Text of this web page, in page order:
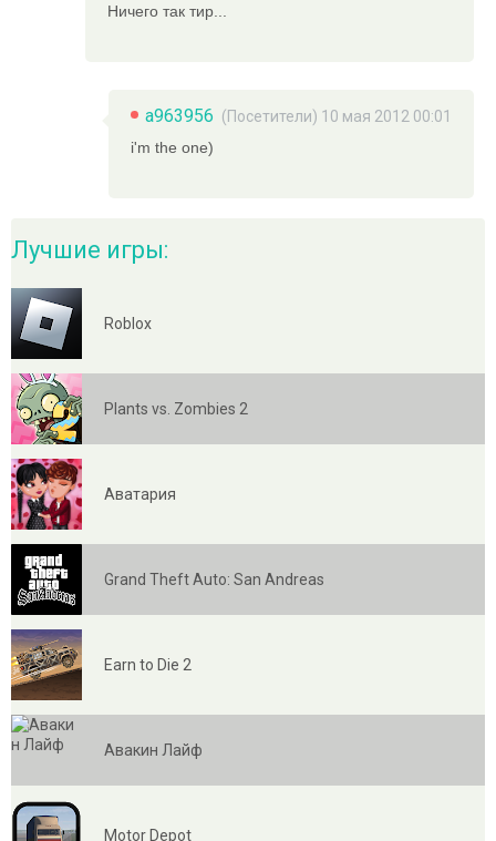
Ничего так тир...
a963956 (Посетители) 10 мая 2012 00:01
i'm the one)
Лучшие игры:
Roblox
Plants vs. Zombies 2
Аватария
Grand Theft Auto: San Andreas
Earn to Die 2
Авакин Лайф
Motor Depot